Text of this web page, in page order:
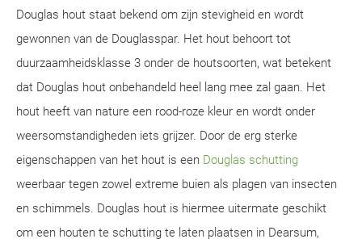
Douglas hout staat bekend om zijn stevigheid en wordt
gewonnen van de Douglasspar. Het hout behoort tot
duurzaamheidsklasse 3 onder de houtsoorten, wat betekent
dat Douglas hout onbehandeld heel lang mee zal gaan. Het
hout heeft van nature een rood-roze kleur en wordt onder
weersomstandigheden iets grijzer. Door de erg sterke
eigenschappen van het hout is een Douglas schutting
weerbaar tegen zowel extreme buien als plagen van insecten
en schimmels. Douglas hout is hiermee uitermate geschikt
om een houten te schutting te laten plaatsen in Dearsum,